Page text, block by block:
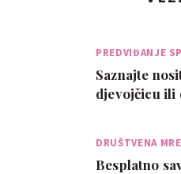
PREDVIĐANJE
Saznajte
djevojčicu ili
DRUŠTVENA
Besplatno